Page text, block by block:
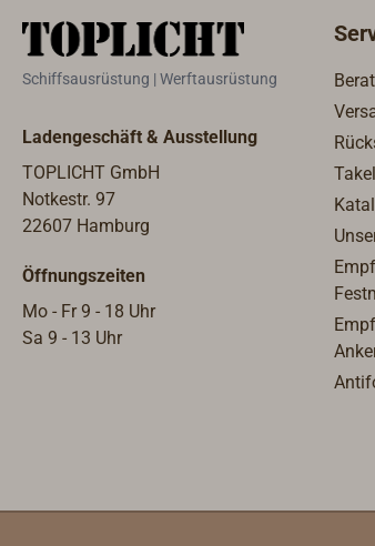
Schiffsausrüstung | Werftausrüstung
Ladengeschäft & Ausstellung
TOPLICHT GmbH
Notkestr. 97
22607 Hamburg
Öffnungszeiten
Mo - Fr 9 - 18 Uhr
Sa 9 - 13 Uhr